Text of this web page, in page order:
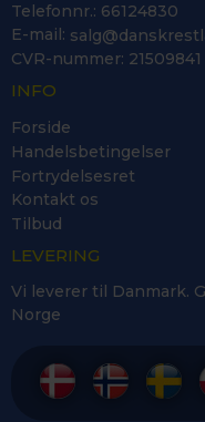
Telefonnr.: 66124830
E-mail:
CVR-nummer: 21509841
INFO
Forside
Handelsbetingelser
Fortrydelsesret
Kontakt os
Tilbud
LEVERING
Vi leverer til Danmark.
Norge